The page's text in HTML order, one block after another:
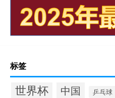
标签
世界杯 中国 乒乓球